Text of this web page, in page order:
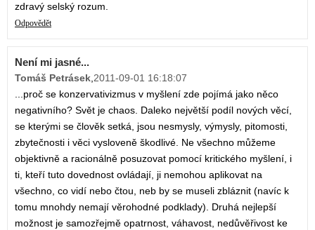
zdravý selský rozum.
Odpovědět
Není mi jasné...
Tomáš Petrásek,2011-09-01 16:18:07
...proč se konzervativizmus v myšlení zde pojímá jako něco
negativního? Svět je chaos. Daleko největší podíl nových věcí,
se kterými se člověk setká, jsou nesmysly, výmysly, pitomosti,
zbytečnosti i věci vysloveně škodlivé. Ne všechno můžeme
objektivně a racionálně posuzovat pomocí kritického myšlení, i
ti, kteří tuto dovednost ovládají, ji nemohou aplikovat na
všechno, co vidí nebo čtou, neb by se museli zbláznit (navíc k
tomu mnohdy nemají věrohodné podklady). Druhá nejlepší
možnost je samozřejmě opatrnost, váhavost, nedůvěřivost ke